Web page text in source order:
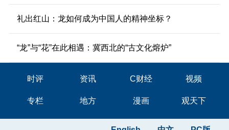
礼出红山：龙如何成为中国人的精神坐标？
“龙”与“花”在此相遇：冀西北的“古文化熔炉”
时评 资讯 C财经 视频
专栏 地方 漫画 观天下